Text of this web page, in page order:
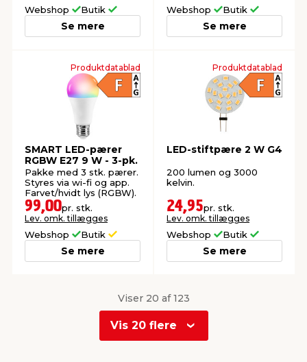
Webshop Butik
Se mere
Webshop Butik
Se mere
Produktdatablad
SMART LED-pærer
RGBW E27 9 W - 3-pk.
Pakke med 3 stk. pærer.
Styres via wi-fi og app.
Farvet/hvidt lys (RGBW).
99,00pr. stk.
Lev. omk. tillægges
Webshop Butik
Se mere
Produktdatablad
LED-stiftpære 2 W G4
200 lumen og 3000
kelvin.
24,95pr. stk.
Lev. omk. tillægges
Webshop Butik
Se mere
Viser 20 af 123
Vis 20 flere